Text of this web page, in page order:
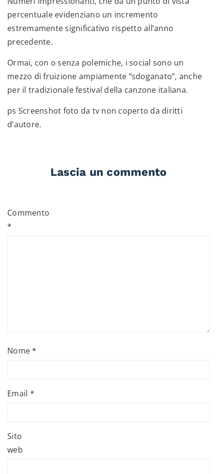
percentuale evidenziano un incremento
estremamente significativo rispetto all’anno
precedente.
Ormai, con o senza polemiche, i social sono un
mezzo di fruizione ampiamente “sdoganato”, anche
per il tradizionale festival della canzone italiana.
ps Screenshot foto da tv non coperto da diritti
d’autore.
Lascia un commento
Commento
*
Nome*
Email *
Sito
web